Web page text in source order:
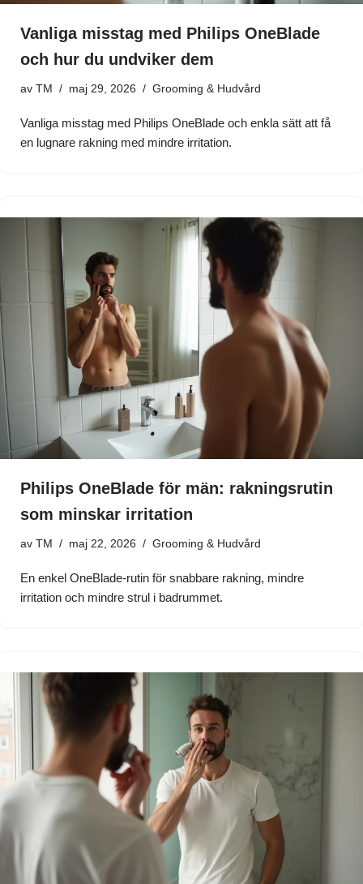
Vanliga misstag med Philips OneBlade
och hur du undviker dem
av TM maj 29, 2026 Grooming & Hudvård
Vanliga misstag med Philips OneBlade och enkla sätt att få
en lugnare rakning med mindre irritation.
Philips OneBlade för män: rakningsrutin
som minskar irritation
av TM maj 22, 2026 Grooming & Hudvård
En enkel OneBlade-rutin för snabbare rakning, mindre
irritation och mindre strul i badrummet.